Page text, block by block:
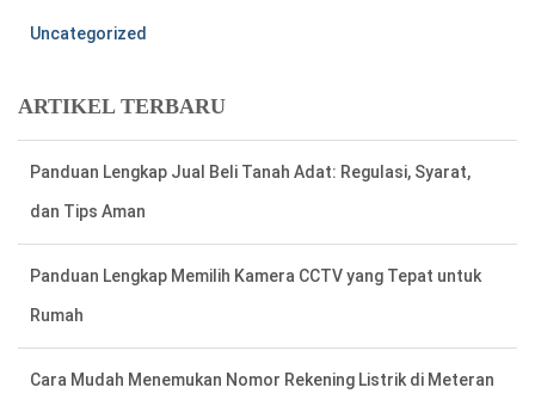
Uncategorized
ARTIKEL TERBARU
Panduan Lengkap Jual Beli Tanah Adat: Regulasi, Syarat,
dan Tips Aman
Panduan Lengkap Memilih Kamera CCTV yang Tepat untuk
Rumah
Cara Mudah Menemukan Nomor Rekening Listrik di Meteran